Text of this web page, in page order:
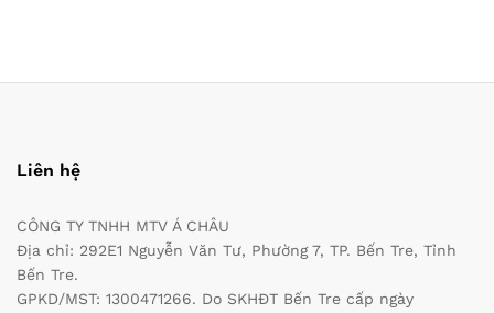
Liên hệ
CÔNG TY TNHH MTV Á CHÂU
Địa chỉ: 292E1 Nguyễn Văn Tư, Phường 7, TP. Bến Tre, Tỉnh
Bến Tre.
GPKD/MST: 1300471266. Do SKHĐT Bến Tre cấp ngày